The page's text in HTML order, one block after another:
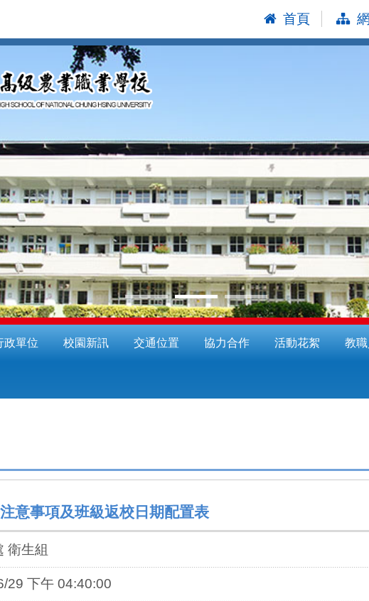
首頁
政單位 校園新訊 交通位置 協力合作 活動花絮 教
意事項及班級返校日期配置表
衛生組
29 下午 04:40:00